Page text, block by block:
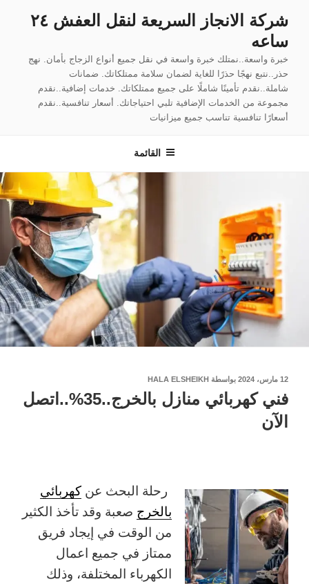
المحتوى
شركة الانجاز السريعة لنقل العفش ٢٤
ساعه
خبرة واسعة..نمتلك خبرة واسعة في نقل جميع أنواع الزجاج بأمان. نهج
حذر..نتبع نهجًا حذرًا للغاية لضمان سلامة ممتلكاتك. ضمانات
شاملة..نقدم تأمينًا شاملًا على جميع ممتلكاتك. خدمات إضافية..نقدم
مجموعة من الخدمات الإضافية تلبي احتياجاتك. أسعار تنافسية..نقدم
أسعارًا تنافسية تناسب جميع ميزانيات
القائمة
نُشر
12 مارس، 2024 بواسطة HALA ELSHEIKH
فني كهربائي منازل بالخرج..35%..اتصل
الآن
رحلة البحث عنكهربائي
بالخرج صعبة وقد تأخذ الكثير
من الوقت في إيجاد فريق
ممتاز في جميع اعمال
الكهرباء المختلفة، وذلك